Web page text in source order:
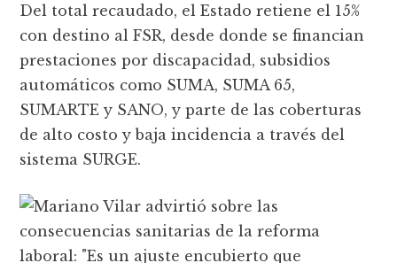
Del total recaudado, el Estado retiene el 15%
con destino al FSR, desde donde se financian
prestaciones por discapacidad, subsidios
automáticos como SUMA, SUMA 65,
SUMARTE y SANO, y parte de las coberturas
de alto costo y baja incidencia a través del
sistema SURGE.